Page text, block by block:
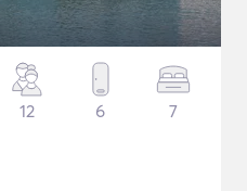
12 6 7